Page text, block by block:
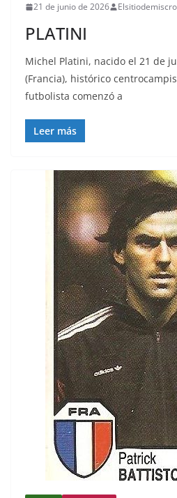
21 de junio de 2026
PLATINI
Michel Platini, nacido el 21 de
(Francia), histórico
futbolista comenzó a
Leer más